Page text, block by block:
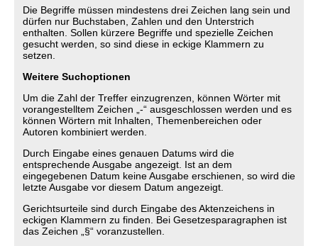
Die Begriffe müssen mindestens drei Zeichen lang sein und
dürfen nur Buchstaben, Zahlen und den Unterstrich
enthalten. Sollen kürzere Begriffe und spezielle Zeichen
gesucht werden, so sind diese in eckige Klammern zu
setzen.
Weitere Suchoptionen
Um die Zahl der Treffer einzugrenzen, können Wörter mit
vorangestelltem Zeichen „-“ ausgeschlossen werden und es
können Wörtern mit Inhalten, Themenbereichen oder
Autoren kombiniert werden.
Durch Eingabe eines genauen Datums wird die
entsprechende Ausgabe angezeigt. Ist an dem
eingegebenen Datum keine Ausgabe erschienen, so wird die
letzte Ausgabe vor diesem Datum angezeigt.
Gerichtsurteile sind durch Eingabe des Aktenzeichens in
eckigen Klammern zu finden. Bei Gesetzesparagraphen ist
das Zeichen „§“ voranzustellen.